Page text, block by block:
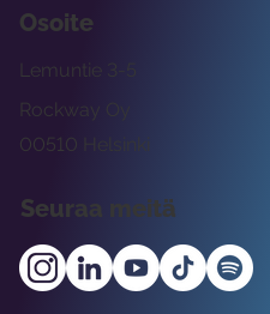
Osoite
Rockway Oy
Lemuntie 3-5
00510 Helsinki
Seuraa meitä